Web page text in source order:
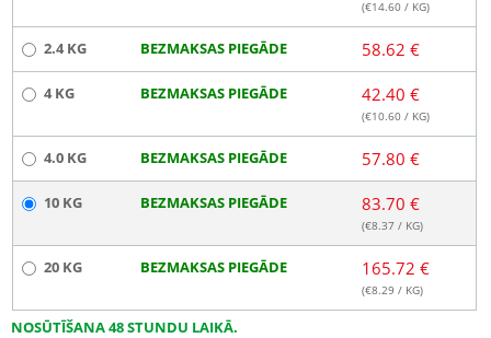
(€14.60 / KG)
2.4 KG BEZMAKSAS PIEGĀDE 58.62 €
4 KG BEZMAKSAS PIEGĀDE 42.40 €
(€10.60 / KG)
4.0 KG BEZMAKSAS PIEGĀDE 57.80 €
10 KG BEZMAKSAS PIEGĀDE 83.70 €
(€8.37 / KG)
20 KG BEZMAKSAS PIEGĀDE 165.72 €
(€8.29 / KG)
NOSŪTĪŠANA 48 STUNDU LAIKĀ.